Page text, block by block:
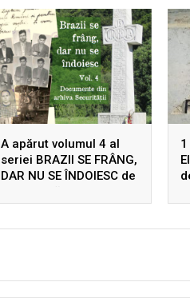
A apărut volumul 4 al
seriei BRAZII SE FRÂNG,
DAR NU SE ÎNDOIESC de
după 22 de ani de la